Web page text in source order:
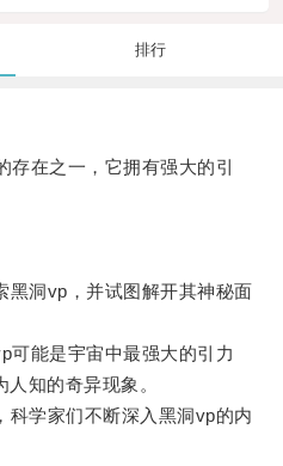
排行
在之一，它拥有强大的引
洞vp，并试图解开其神秘面
能是宇宙中最强大的引力
知的奇异现象。
学家们不断深入黑洞vp的内